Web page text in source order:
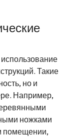
Такие
но и
Например,
ножками
помещении,